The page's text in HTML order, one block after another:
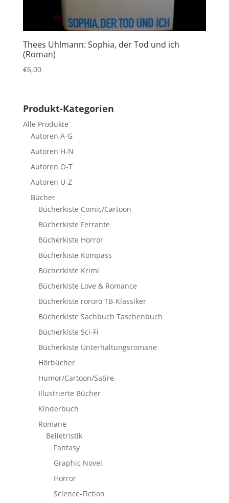
Thees Uhlmann: Sophia, der Tod und ich
(Roman)
€6,00
Produkt-Kategorien
Alle Produkte
Autoren A-G
Autoren H-N
Autoren O-T
Autoren U-Z
Bücher
Bücherkiste Comic/Cartoon
Bücherkiste Ferrante
Bücherkiste Horror
Bücherkiste Kompass
Bücherkiste Krimi
Bücherkiste Love & Romance
Bücherkiste rororo TB-Klassiker
Bücherkiste Sachbuch Taschenbuch
Bücherkiste Sci-Fi
Bücherkiste Unterhaltungsromane
Hörbücher
Humor/Cartoon/Satire
Illustrierte Bücher
Kinderbuch
Romane
Belletristik
Fantasy
Graphic Novel
Horror
Science-Fiction